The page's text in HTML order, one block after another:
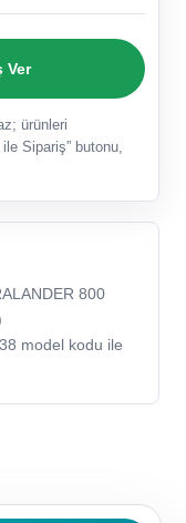
Ver
ürünleri
Sipariş” butonu,
800
model kodu ile